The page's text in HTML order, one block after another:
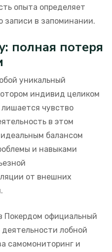
опыта определяет
записи в запоминании.
полная потеря
уникальный
индивид целиком
лишается чувство
в этом
балансом
и навыками
от внешних
Покердом официальный
лобной
самомониторинг и